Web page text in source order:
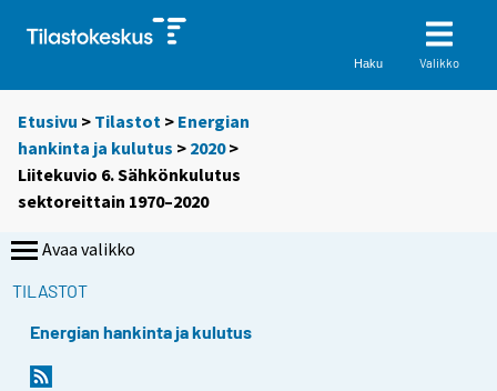
Haku Valikko
Etusivu > Tilastot > Energian
hankinta ja kulutus > 2020>
Liitekuvio 6. Sähkönkulutus
sektoreittain 1970–2020
Avaa valikko
TILASTOT
Energian hankinta ja kulutus